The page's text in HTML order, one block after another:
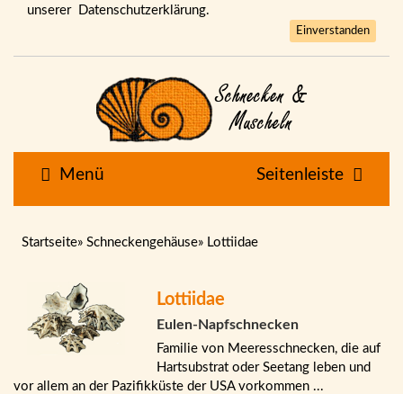
unserer Datenschutzerklärung.
Einverstanden
Menü Seitenleiste
Startseite» Schneckengehäuse» Lottiidae
Lottiidae
Eulen-Napfschnecken
Familie von Meeresschnecken, die auf
Hartsubstrat oder Seetang leben und
vor allem an der Pazifikküste der USA vorkommen ...